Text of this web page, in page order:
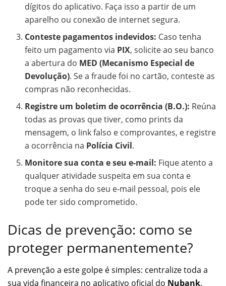
dígitos do aplicativo. Faça isso a partir de um
aparelho ou conexão de internet segura.
Conteste pagamentos indevidos: Caso tenha
feito um pagamento via PIX, solicite ao seu banco
a abertura do MED (Mecanismo Especial de
Devolução). Se a fraude foi no cartão, conteste as
compras não reconhecidas.
Registre um boletim de ocorrência (B.O.): Reúna
todas as provas que tiver, como prints da
mensagem, o link falso e comprovantes, e registre
a ocorrência na Polícia Civil.
Monitore sua conta e seu e-mail: Fique atento a
qualquer atividade suspeita em sua conta e
troque a senha do seu e-mail pessoal, pois ele
pode ter sido comprometido.
Dicas de prevenção: como se
proteger permanentemente?
A prevenção a este golpe é simples: centralize toda a
sua vida financeira no aplicativo oficial do Nubank.